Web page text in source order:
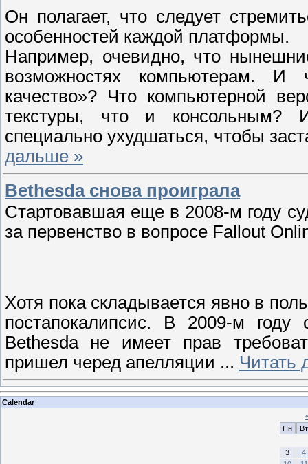
Он полагает, что следует
особенностей каждой платформы.
Например, очевидно, что
возможностях компьютерам. И
качество»? Что компьютерной
текстуры, что и консольным?
специально ухудшаться, чтобы
дальше »
Bethesda снова проиграла
Стартовавшая еще в 2008-м году
за первенство в вопросе Fallout
Хотя пока складывается явно в
постапокалипсис. В 2009-м
Bethesda не имеет прав
пришел черед апелляции ... Читать
Calendar
Пн
Вт
3
4